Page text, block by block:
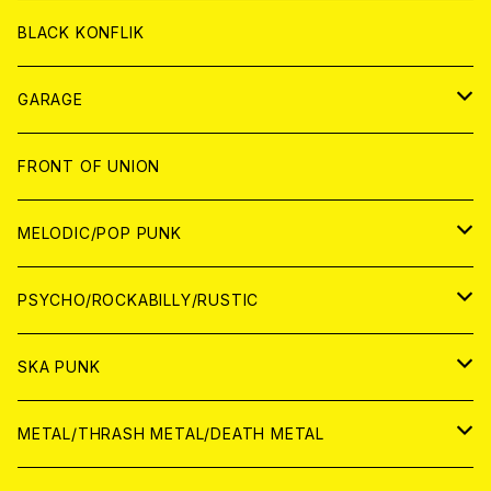
ANALOG
ANALOG
CD
ANALOG
BLACK KONFLIK
GARAGE
JAPAN
アナログ
CD
WORLD
アナログ
CD
FRONT OF UNION
MELODIC/POP PUNK
JAPAN
CD
ANALOG
WORLD
CD
PSYCHO/ROCKABILLY/RUSTIC
JAPAN
CD
WORLD
SKA PUNK
JAPAN
METAL/THRASH METAL/DEATH METAL